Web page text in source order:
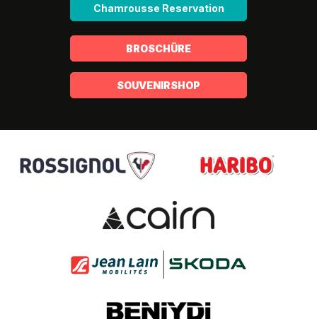
Chamrousse Reservation
BROSCHÜRE
SOUVENIRSHOP